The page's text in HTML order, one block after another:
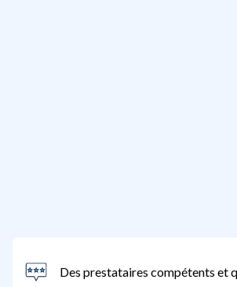
Des prestataires compétents et